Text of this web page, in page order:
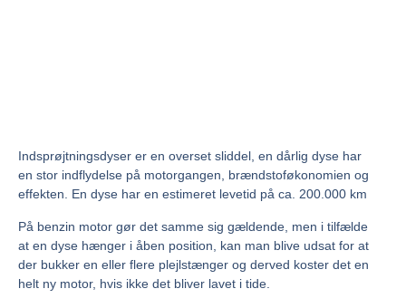
Indsprøjtningsdyser er en overset sliddel, en dårlig dyse har
en stor indflydelse på motorgangen, brændstoføkonomien og
effekten. En dyse har en estimeret levetid på ca. 200.000 km
På benzin motor gør det samme sig gældende, men i tilfælde
at en dyse hænger i åben position, kan man blive udsat for at
der bukker en eller flere plejlstænger og derved koster det en
helt ny motor, hvis ikke det bliver lavet i tide.